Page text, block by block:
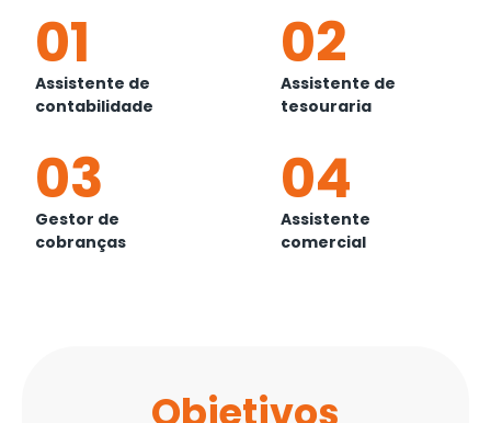
01
Assistente de
contabilidade
02
Assistente de
tesouraria
03
Gestor de
cobranças
04
Assistente
comercial